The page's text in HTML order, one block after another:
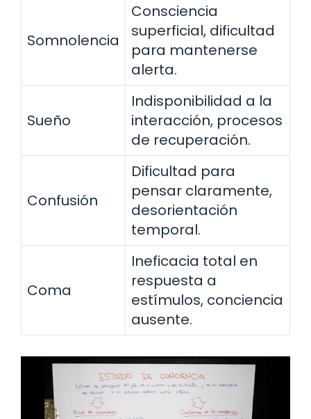
Somnolencia
Consciencia
superficial, dificultad
para mantenerse
alerta.
Sueño
Indisponibilidad a la
interacción, procesos
de recuperación.
Confusión
Dificultad para
pensar claramente,
desorientación
temporal.
Coma
Ineficacia total en
respuesta a
estímulos, conciencia
ausente.